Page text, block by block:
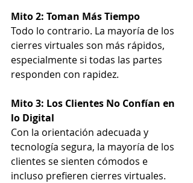
Mito 2: Toman Más Tiempo
Todo lo contrario. La mayoría de los
cierres virtuales son más rápidos,
especialmente si todas las partes
responden con rapidez.
Mito 3: Los Clientes No Confían en
lo Digital
Con la orientación adecuada y
tecnología segura, la mayoría de los
clientes se sienten cómodos e
incluso prefieren cierres virtuales.